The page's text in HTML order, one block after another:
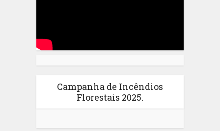
Campanha de Incêndios
Florestais 2025.